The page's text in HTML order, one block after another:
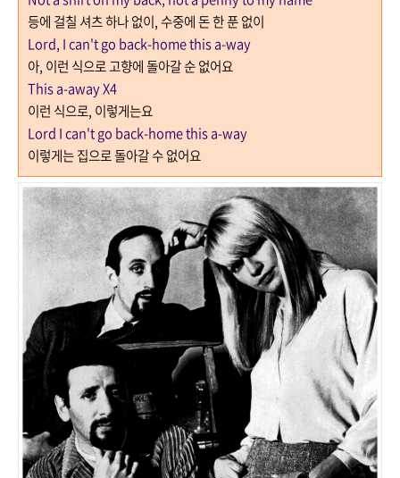
등에 걸칠 셔츠 하나 없이,수중에 돈 한 푼 없이
Lord, I can't go back-home this a-way
아, 이런 식으로 고향에 돌아갈 순 없어요
This a-away X4
이런 식으로, 이렇게는요
Lord I can't go back-home this a-way
이렇게는 집으로 돌아갈 수 없어요